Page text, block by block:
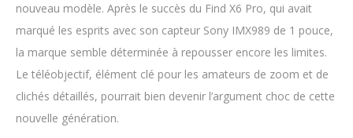
nouveau modèle. Après le succès du Find X6 Pro, qui avait
marqué les esprits avec son capteur Sony IMX989 de 1 pouce,
la marque semble déterminée à repousser encore les limites.
Le téléobjectif, élément clé pour les amateurs de zoom et de
clichés détaillés, pourrait bien devenir l’argument choc de cette
nouvelle génération.